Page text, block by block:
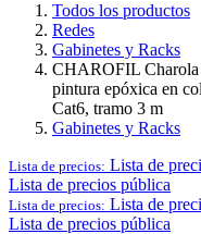
Todos los productos
Redes
Gabinetes y Racks
CHAROFIL Charola
pintura epóxica en
Cat6, tramo 3 m
Gabinetes y Racks
Lista de precios: Lista de
Lista de precios pública
Lista de precios: Lista de
Lista de precios pública